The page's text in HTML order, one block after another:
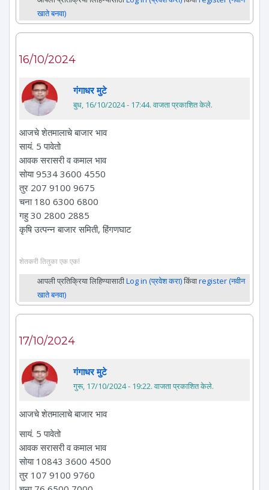
खाते बनवा)
16/10/2024
गंगाधर मुटे
बुध, 16/10/2024 - 17:44. वाजता प्रकाशित केले.
आजचे शेतमालाचे बाजार भाव
सायं. 5 पावेतो
आवक सरासरी व कमाल भाव
सोया 9534 3600 4550
तुर 207 9100 9675
चना 180 6300 6800
गहु 30 2800 2885
कृषि उत्पन्न बाजार समिती, हिंगणघाट
शेतकरी तितुका एक एक!
आपली प्रतिक्रिया लिहिण्यासाठीLog in (प्रवेश करा)किंवाregister (नवीन
खाते बनवा)
17/10/2024
गंगाधर मुटे
गुरू, 17/10/2024 - 19:22. वाजता प्रकाशित केले.
आजचे शेतमालाचे बाजार भाव
सायं. 5 पावेतो
आवक सरासरी व कमाल भाव
सोया 10843 3600 4500
तुर 107 9100 9760